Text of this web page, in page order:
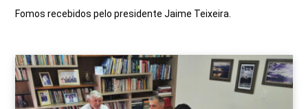
Fomos recebidos pelo presidente Jaime Teixeira.